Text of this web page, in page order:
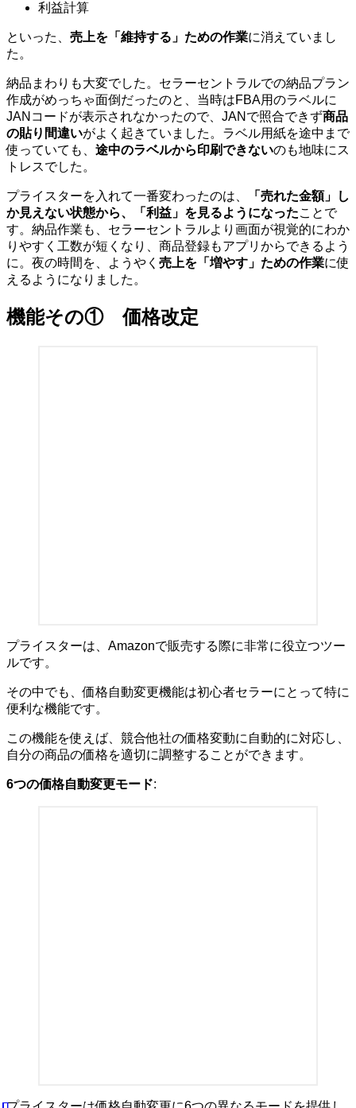
利益計算
といった、 売上を「維持する」ための作業に消えていまし
た。
納品まわりも大変でした。セラーセントラルでの納品プラン
作成がめっちゃ面倒だったのと、当時はFBA用のラベルに
JANコードが表示されなかったので、JANで照合できず商品
の貼り間違いがよく起きていました。ラベル用紙を途中まで
使っていても、 途中のラベルから印刷できないのも地味にス
トレスでした。
プライスターを入れて一番変わったのは、
「売れた金額」し
か見えない状態から、「利益」を見るようになったことで
す。納品作業も、セラーセントラルより画面が視覚的にわか
りやすく工数が短くなり、商品登録もアプリからできるよう
に。夜の時間を、ようやく 売上を「増やす」ための作業に使
えるようになりました。
機能その① 価格改定
プライスターは、Amazonで販売する際に非常に役立つツー
ルです。
その中でも、価格自動変更機能は初心者セラーにとって特に
便利な機能です。
この機能を使えば、競合他社の価格変動に自動的に対応し、
自分の商品の価格を適切に調整することができます。
6つの価格自動変更モード: